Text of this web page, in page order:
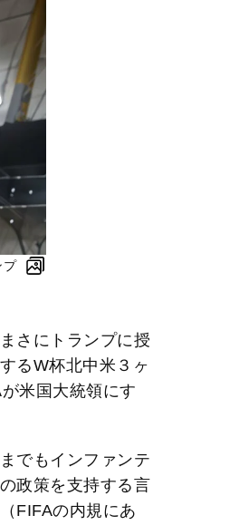
プ
さにトランプに授
るW杯北中米３ヶ
米国大統領にす
でもインファンテ
政策を支持する言
FIFAの内規にあ